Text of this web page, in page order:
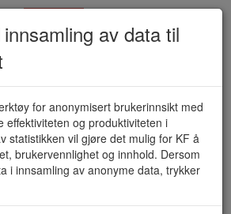
- skolemiljø (KF-
814)
av data til
for anonymisert brukerinnsikt med
effektiviteten og produktiviteten i
statistikken vil gjøre det mulig for KF å
brukervennlighet og innhold. Dersom
i innsamling av anonyme data, trykker